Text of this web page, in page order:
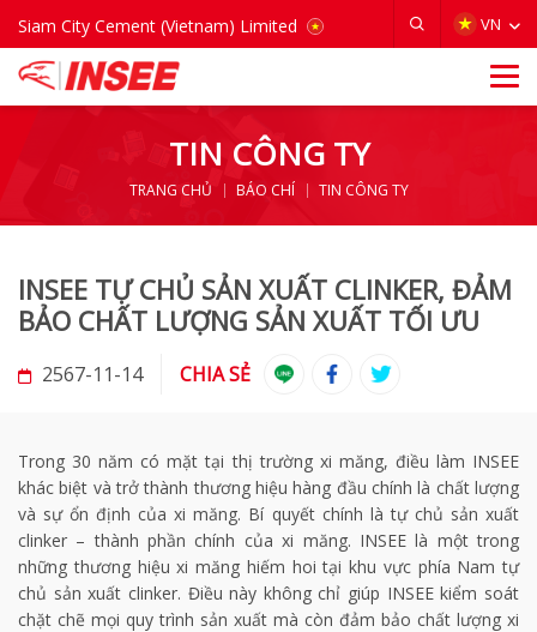
Siam City Cement (Vietnam) Limited VN
TIN CÔNG TY
TRANG CHỦ BÁO CHÍ TIN CÔNG TY
INSEE TỰ CHỦ SẢN XUẤT CLINKER, ĐẢM
BẢO CHẤT LƯỢNG SẢN XUẤT TỐI ƯU
2567-11-14 CHIA SẺ
Trong 30 năm có mặt tại thị trường xi măng, điều làm INSEE
khác biệt và trở thành thương hiệu hàng đầu chính là chất lượng
và sự ổn định của xi măng. Bí quyết chính là tự chủ sản xuất
clinker – thành phần chính của xi măng. INSEE là một trong
những thương hiệu xi măng hiếm hoi tại khu vực phía Nam tự
chủ sản xuất clinker. Điều này không chỉ giúp INSEE kiểm soát
chặt chẽ mọi quy trình sản xuất mà còn đảm bảo chất lượng xi